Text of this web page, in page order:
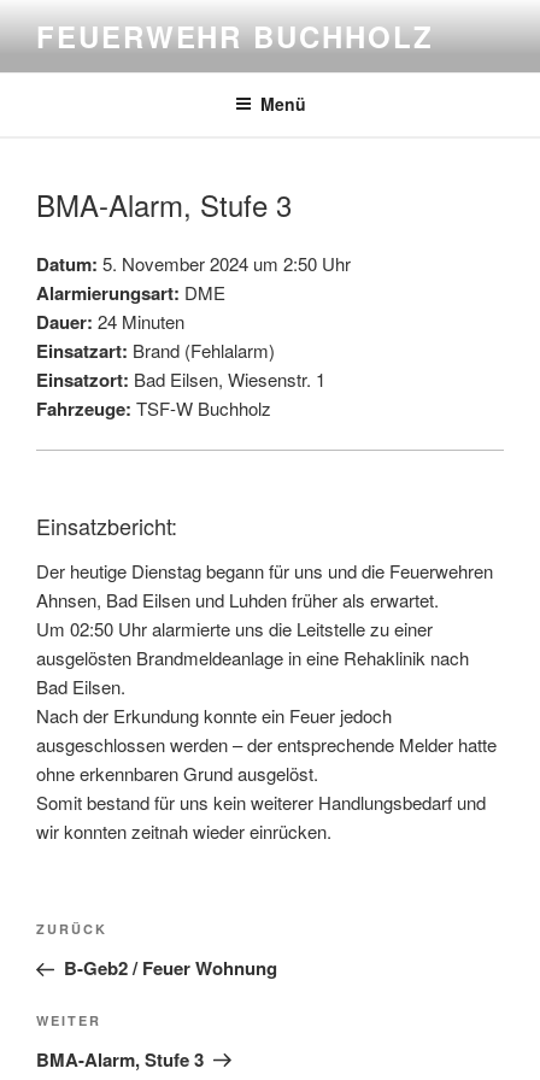
springen
FEUERWEHR BUCHHOLZ
Menü
BMA-Alarm, Stufe 3
Datum: 5. November 2024 um 2:50 Uhr
Alarmierungsart: DME
Dauer: 24 Minuten
Einsatzart: Brand (Fehlalarm)
Einsatzort: Bad Eilsen, Wiesenstr. 1
Fahrzeuge: TSF-W Buchholz
Einsatzbericht:
Der heutige Dienstag begann für uns und die Feuerwehren
Ahnsen, Bad Eilsen und Luhden früher als erwartet.
Um 02:50 Uhr alarmierte uns die Leitstelle zu einer
ausgelösten Brandmeldeanlage in eine Rehaklinik nach
Bad Eilsen.
Nach der Erkundung konnte ein Feuer jedoch
ausgeschlossen werden – der entsprechende Melder hatte
ohne erkennbaren Grund ausgelöst.
Somit bestand für uns kein weiterer Handlungsbedarf und
wir konnten zeitnah wieder einrücken.
Beitragsnavigation
Vorheriger
Beitrag
ZURÜCK
B-Geb2 / Feuer Wohnung
Nächster
Beitrag
WEITER
BMA-Alarm, Stufe 3